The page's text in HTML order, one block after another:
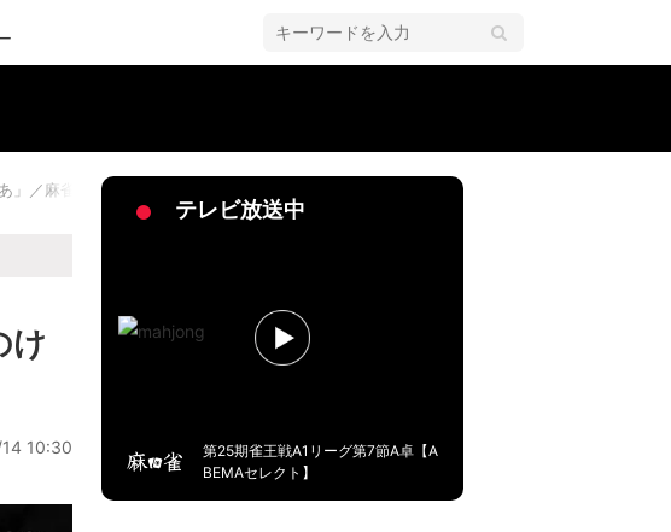
」／麻雀・Mリーグ
け
10:30
テレビ放送中
第25期雀王戦A1リーグ第7節A卓【A
BEMAセレクト】